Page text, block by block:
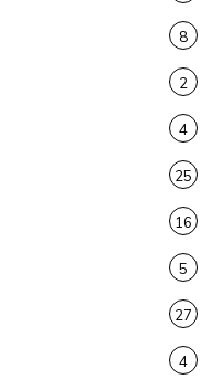
8
2
4
25
16
5
27
4